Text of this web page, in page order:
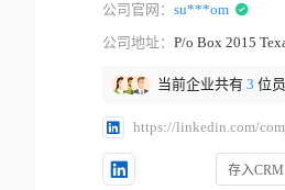
公司官网： su***om
公司地址： P/o Box 2015
当前企业共有 3 位
https://linkedin.com/
存入CRM